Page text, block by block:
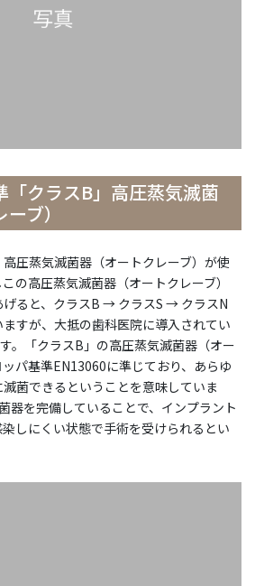
「クラスB」高圧蒸気滅菌
ブ）
圧蒸気滅菌器（オートクレーブ）が使
の高圧蒸気滅菌器（オートクレーブ）
げると、クラスB → クラスS → クラスN
すが、大抵の歯科医院に導入されてい
。「クラスB」の高圧蒸気滅菌器（オー
パ基準EN13060に準じており、あらゆ
菌できるということを意味していま
器を完備していることで、インプラント
しにくい状態で手術を受けられるとい